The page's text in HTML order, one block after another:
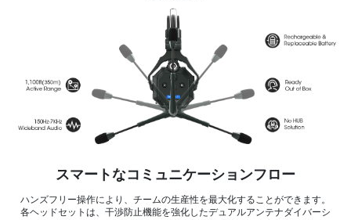
スマートなコミュニケーションフロー
ハンズフリー操作により、チームの生産性を最大化することができます。
各ヘッドセットは、干渉防止機能を強化したデュアルアンテナダイバーシ